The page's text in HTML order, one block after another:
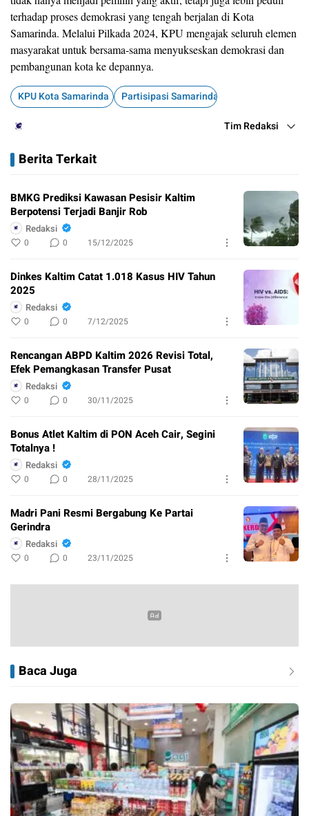
terhadap proses demokrasi yang tengah berjalan di Kota
Samarinda. Melalui Pilkada 2024, KPU mengajak seluruh elemen
masyarakat untuk bersama-sama menyukseskan demokrasi dan
pembangunan kota ke depannya.
KPU Kota Samarinda Partisipasi Samarinda
Tim Redaksi
Berita Terkait
BMKG Prediksi Kawasan Pesisir Kaltim
Berpotensi Terjadi Banjir Rob
Redaksi
0 0 15/12/2025
Dinkes Kaltim Catat 1.018 Kasus HIV Tahun
2025
Redaksi
0 0 7/12/2025
Rencangan ABPD Kaltim 2026 Revisi Total,
Efek Pemangkasan Transfer Pusat
Redaksi
0 0 30/11/2025
Bonus Atlet Kaltim di PON Aceh Cair, Segini
Totalnya !
Redaksi
0 0 28/11/2025
Madri Pani Resmi Bergabung Ke Partai
Gerindra
Redaksi
0 0 23/11/2025
Baca Juga